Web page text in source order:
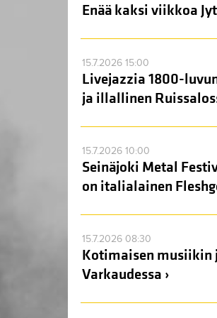
Enää kaksi viikkoa
15.7.2026 15:00
Livejazzia 1800-
ja illallinen
15.7.2026 10:00
Seinäjoki Metal
on italialainen
15.7.2026 08:30
Kotimaisen musiikin
Varkaudessa ›